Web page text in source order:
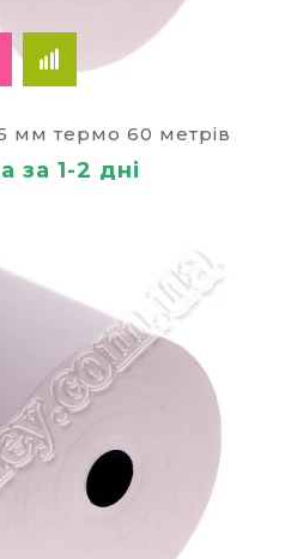
мм термо 60 метрів
за 1-2 дні